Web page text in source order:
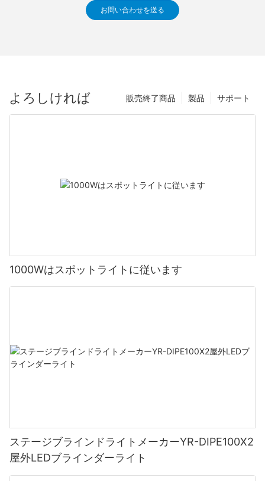
お問い合わせを送る
よろしければ サポート
製品
販売終了商品
1000Wはスポットライトに従います
ステージブラインドライトメーカーYR-DIPE100X2
屋外LEDブラインダーライト